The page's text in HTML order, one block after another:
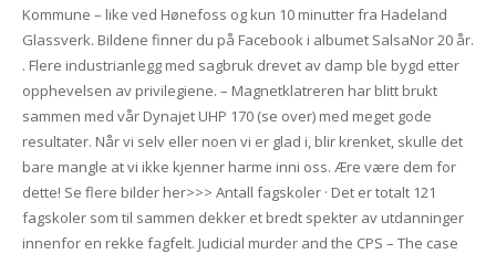
Kommune – like ved Hønefoss og kun 10 minutter fra Hadeland
Glassverk. Bildene finner du på Facebook i albumet SalsaNor 20 år.
. Flere industrianlegg med sagbruk drevet av damp ble bygd etter
opphevelsen av privilegiene. – Magnetklatreren har blitt brukt
sammen med vår Dynajet UHP 170 (se over) med meget gode
resultater. Når vi selv eller noen vi er glad i, blir krenket, skulle det
bare mangle at vi ikke kjenner harme inni oss. Ære være dem for
dette! Se flere bilder her>>> Antall fagskoler · Det er totalt 121
fagskoler som til sammen dekker et bredt spekter av utdanninger
innenfor en rekke fagfelt. Judicial murder and the CPS – The case